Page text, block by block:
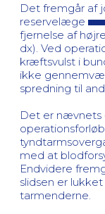
Det fremgår af
reservelæge
fjernelse af
dx). Ved
kræftsvulst i
ikke
spredning til
Det er nævnets
med at
Endvidere
slidsen er
tarmenderne.